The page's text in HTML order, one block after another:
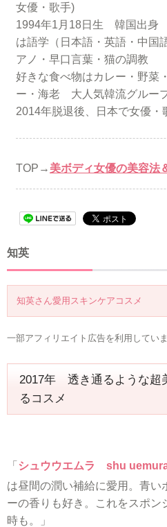
女優・歌手)
1994年1月18日生 韓国出
は語学（日本語・英語・中国
アノ・早口言葉・猫の調教
好きな食べ物はカレー・野菜
ー・海老 大人気韓流グルー
2014年脱退後、日本で女優・
TOP→ 美ボディ女優の美容法
知英
知英さん愛用スキンケアコスメ
一部アフィリエイト広告を利用してい
2017年 透き通るような超
るコスメ
「 シュウウエムラ shu
は昼間の潤い補給に愛用。青い
ーの香りも好き。これをスポン
時も。」